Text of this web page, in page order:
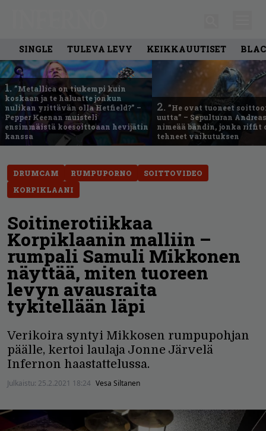
SINGLE TULEVA LEVY KEIKKAUUTISET
1. ”Metallica on tiukempi kuin
koskaan ja te haluatte jonkun
nulikan yrittävän olla Hetfield?” –
Pepper Keenan muisteli
ensimmäistä koesoittoaan hevijätin
kanssa
2. ”He ovat tuoneet
uutta” – Sepulturan
nimeää bändin, jonka riffit
tehneet vaikutuksen
DRUMCAM RUMPUPORNO
SOITTOVIDEO
KORPIKLAANI
Soitinerotiikkaa
Korpiklaanin malliin –
rumpali Samuli Mikkonen
näyttää, miten tuoreen
levyn avausraita
tykitellään läpi
Verikoira syntyi Mikkosen rumpupohjan
päälle, kertoi laulaja Jonne Järvelä
Infernon haastattelussa.
Julkaistu: 25.2.2021 18:24 Vesa Siltanen